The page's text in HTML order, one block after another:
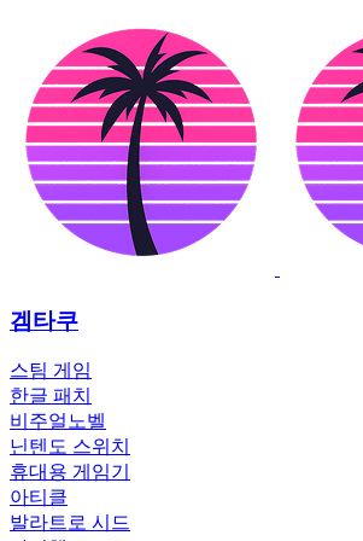
겜타쿠
스팀 게임
한글 패치
비주얼노벨
닌텐도 스위치
휴대용 게임기
아티클
발라트로 시드